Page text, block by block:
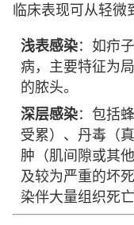
临床表现可从轻微
浅表感染：如疖
病，主要特征为
的脓头。
深层感染：包括
受累）、丹毒（
肿（肌间隙或其
及较为严重的坏
染伴大量组织死亡